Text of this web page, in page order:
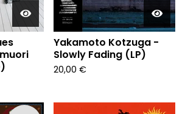
Yakamoto Kotzuga -
Slowly Fading (LP)
20,00 €